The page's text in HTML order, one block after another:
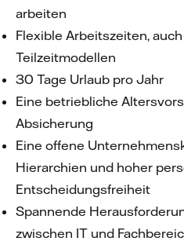
arbeiten
Flexible Arbeitszeiten,
Teilzeitmodellen
30 Tage Urlaub pro Jahr
Eine betriebliche
Absicherung
Eine offene
Hierarchien und hoher
Entscheidungsfreiheit
Spannende
zwischen IT und